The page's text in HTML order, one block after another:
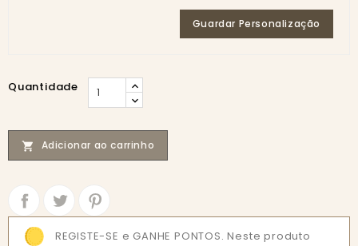
Guardar Personalização
Quantidade
 Adicionar ao carrinho
REGISTE-SE e GANHE PONTOS. Neste produto